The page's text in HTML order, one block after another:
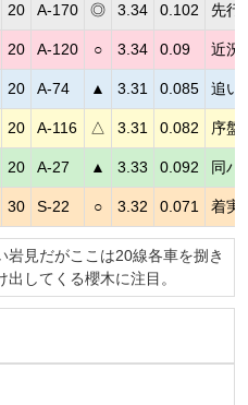
20 A-170 ◎ 3.34 0.102 先行
20 A-120 ○ 3.34 0.09 近況
20 A-74 ▲ 3.31 0.085 追い
20 A-116 △ 3.31 0.082 序盤
20 A-27 ▲ 3.33 0.092 同ハ
30 S-22 ○ 3.32 0.071 着実
見だがここは20線各車を捌き
してくる櫻木に注目。